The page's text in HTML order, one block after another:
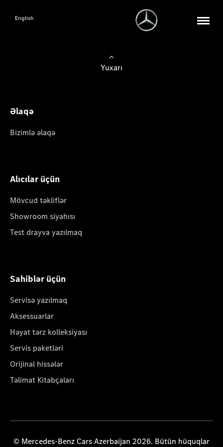
English
Yuxarı
Əlaqə
Bizimlə əlaqə
Alıcılar üçün
Mövcud təkliflər
Showroom siyahısı
Test drayva yazılmaq
Sahiblər üçün
Servisə yazılmaq
Aksessuarlar
Həyat tərz kolleksiyası
Servis paketləri
Orijinal hissələr
Təlimat Kitabçaları
© Mercedes-Benz Cars Azerbaijan 2026. Bütün hüquqlar